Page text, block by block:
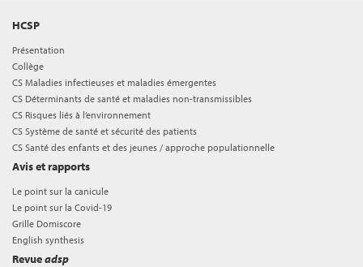
HCSP
Présentation
Collège
CS Maladies infectieuses et maladies émergentes
CS Déterminants de santé et maladies non-transmissibles
CS Risques liés à l’environnement
CS Système de santé et sécurité des patients
CS Santé des enfants et des jeunes / approche populationnelle
Avis et rapports
Le point sur la canicule
Le point sur la Covid-19
Grille Domiscore
English synthesis
Revueadsp